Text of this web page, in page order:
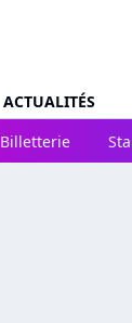
ACTUALITÉS
Billetterie